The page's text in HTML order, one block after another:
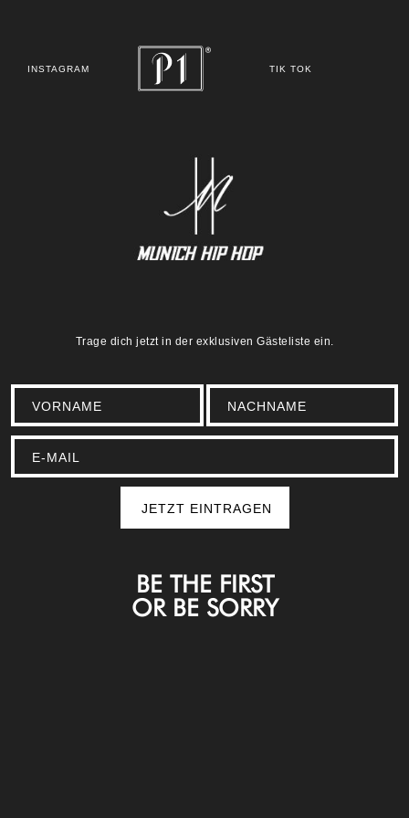
INSTAGRAM TIK TOK
Trage dich jetzt in der exklusiven Gästeliste ein.
BE THE FIRST
OR BE SORRY